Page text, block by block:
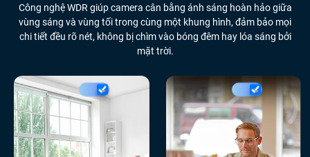
Công nghệ WDR giúp camera cân bằng ánh sáng hoàn hảo giữa
vùng sáng và vùng tối trong cùng một khung hình, đảm bảo mọi
chi tiết đều rõ nét, không bị chìm vào bóng đêm hay lóa sáng bởi
mặt trời.